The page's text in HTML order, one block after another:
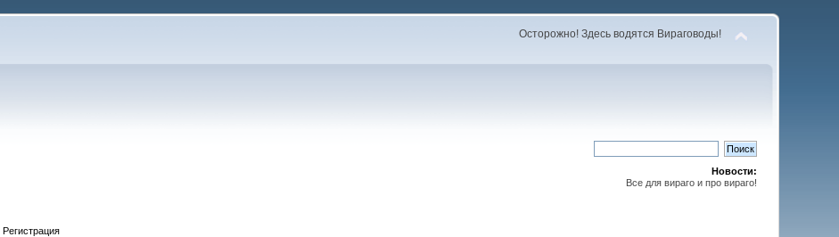
Осторожно! Здесь водятся Вираговоды!
Новости:
Все для вираго и про вираго!
Регистрация